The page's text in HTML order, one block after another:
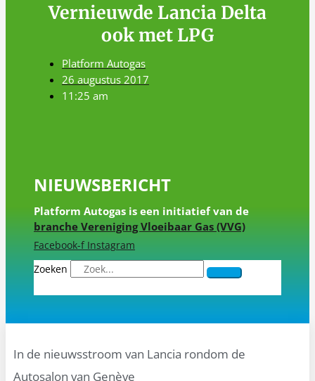
Vernieuwde Lancia Delta
ook met LPG
Platform Autogas
26 augustus 2017
11:25 am
NIEUWSBERICHT
Platform Autogas is een initiatief van de
branche Vereniging Vloeibaar Gas (VVG)
Facebook-f Instagram
Zoeken
In de nieuwsstroom van Lancia rondom de
Autosalon van Genève